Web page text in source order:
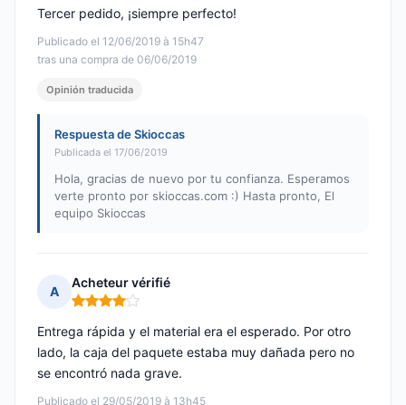
Publicado el 12/06/2019 à 15h47
tras una compra de 06/06/2019
Tercer pedido, ¡siempre perfecto!
Opinión traducida
Respuesta de Skioccas
Publicada el 17/06/2019
Hola, gracias de nuevo por tu confianza. Esperamos
verte pronto por skioccas.com :) Hasta pronto, El
equipo Skioccas
A
Acheteur vérifié
Nota: 4 de 5
Publicado el 29/05/2019 à 13h45
Entrega rápida y el material era el esperado. Por otro
lado, la caja del paquete estaba muy dañada pero no
se encontró nada grave.